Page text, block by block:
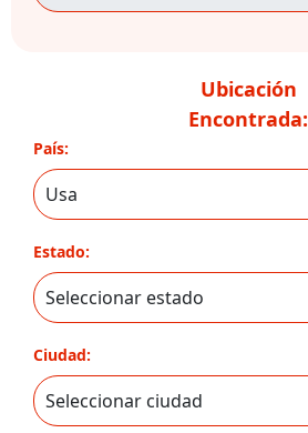
Ubicación
Encontrada:
País:
Estado:
Ciudad: